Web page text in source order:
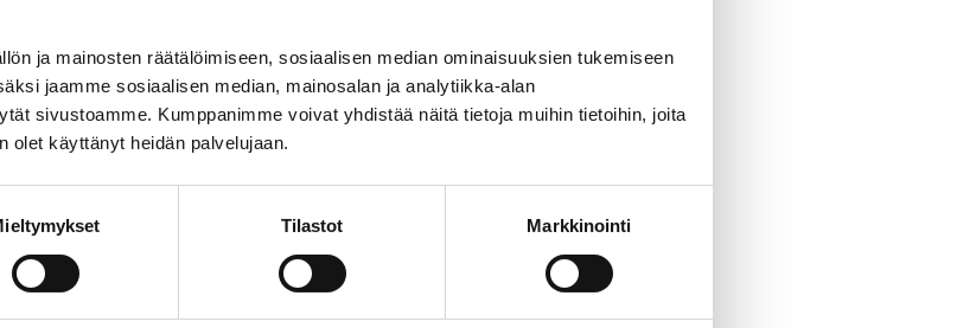
ja mainosten räätälöimiseen, sosiaalisen median ominaisuuksien tukemiseen
jaamme sosiaalisen median, mainosalan ja analytiikka-alan
sivustoamme. Kumppanimme voivat yhdistää näitä tietoja muihin tietoihin, joita
olet käyttänyt heidän palvelujaan.
Tilastot Markkinointi
Lammasmaatila